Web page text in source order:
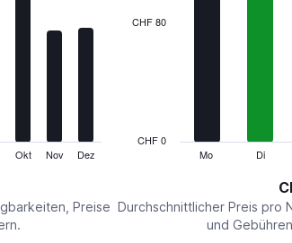
Okt Nov Dez
Preise
categories.
values.
Mo Di
CHF 0
CHF 80
Durchschnittlicher Preis pro
und